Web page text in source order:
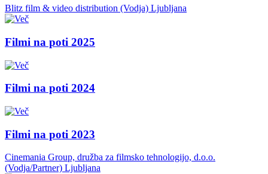
Blitz film & video distribution (Vodja) Ljubljana
Filmi na poti 2025
Filmi na poti 2024
Filmi na poti 2023
Cinemania Group, družba za filmsko tehnologijo, d.o.o.
(Vodja/Partner) Ljubljana